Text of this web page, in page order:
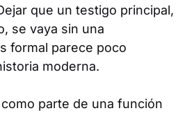
que un testigo principal,
se vaya sin una
formal parece poco
moderna.
parte de una función